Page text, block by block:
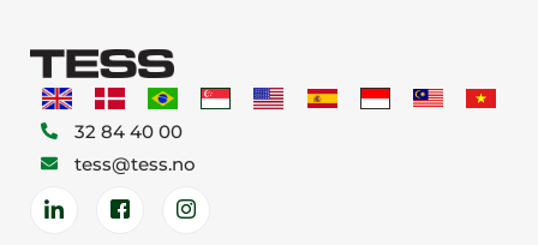
32 84 40 00
tess@tess.no